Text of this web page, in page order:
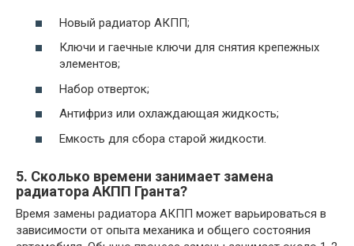
Новый радиатор АКПП;
Ключи и гаечные ключи для снятия крепежных
элементов;
Набор отверток;
Антифриз или охлаждающая жидкость;
Емкость для сбора старой жидкости.
5. Сколько времени занимает замена
радиатора АКПП Гранта?
Время замены радиатора АКПП может варьироваться в
зависимости от опыта механика и общего состояния